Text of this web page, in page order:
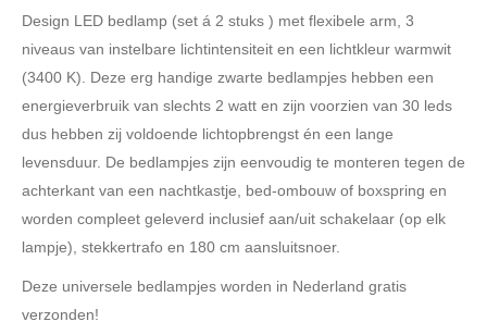
Design LED bedlamp (set á 2 stuks ) met flexibele arm, 3
niveaus van instelbare lichtintensiteit en een lichtkleur warmwit
(3400 K). Deze erg handige zwarte bedlampjes hebben een
energieverbruik van slechts 2 watt en zijn voorzien van 30 leds
dus hebben zij voldoende lichtopbrengst én een lange
levensduur. De bedlampjes zijn eenvoudig te monteren tegen de
achterkant van een nachtkastje, bed-ombouw of boxspring en
worden compleet geleverd inclusief aan/uit schakelaar (op elk
lampje), stekkertrafo en 180 cm aansluitsnoer.
Deze universele bedlampjes worden in Nederland gratis
verzonden!